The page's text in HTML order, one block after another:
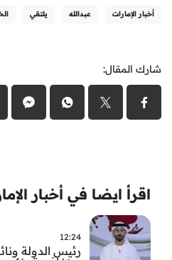
أخبار الإمارات عبدالله يلتقي
شارك المقال:
اقرأ ايضا في أخبار
12:24
رئيس الدولة